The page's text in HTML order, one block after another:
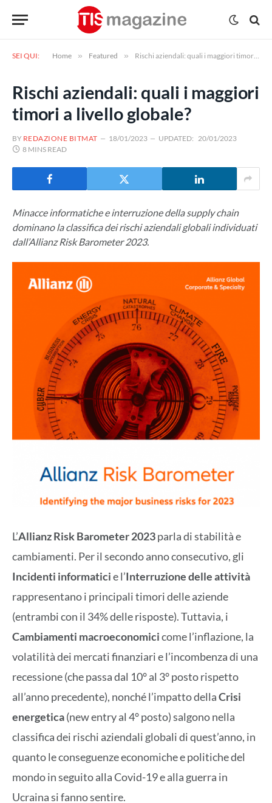
SEI QUI: Home » Featured » Rischi aziendali: quali i maggiori timori a livello globale?
Rischi aziendali: quali i maggiori
timori a livello globale?
BY REDAZIONE BITMAT 18/01/2023 UPDATED: 20/01/2023
8 MINS READ
Minacce informatiche e interruzione della supply chain
dominano la classifica dei rischi aziendali globali individuati
dall’Allianz Risk Barometer 2023.
L’Allianz Risk Barometer 2023parla di stabilità e
cambiamenti. Per il secondo anno consecutivo, gli
Incidenti informaticie l’Interruzione delle attività
rappresentano i principali timori delle aziende
(entrambi con il 34% delle risposte). Tuttavia, i
Cambiamenti macroeconomicicome l’inflazione, la
volatilità dei mercati finanziari e l’incombenza di una
recessione (che passa dal 10° al 3° posto rispetto
all’anno precedente), nonché l’impatto dellaCrisi
energetica(new entry al 4° posto) salgono nella
classifica dei rischi aziendali globali di quest’anno, in
quanto le conseguenze economiche e politiche del
mondo in seguito alla Covid-19 e alla guerra in
Ucraina si fanno sentire.